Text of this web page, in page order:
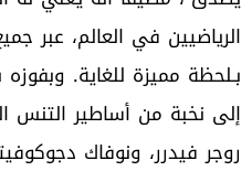
الرياضيين في العالم، عبر
بـلحظة مميزة للغاية. وبفوزه
إلى نخبة من أساطير التنس
روجر فيدرر، ونوفاك